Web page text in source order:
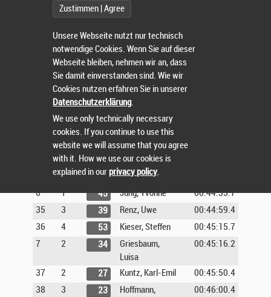
1 41
Eberle, Hans
1 26
Dr. Dambach,
Thomas
1 33
Böttcher,
Andreas
2 50
Morgenstern,
Kai
5 54 Tica, Nemanja
2 47 Borell, Manfred
1 44 Ullrich, Susanne
6
1 45 Jung, Yvonne
00:44:55.7
35
3 39 Renz, Uwe
00:44:59.4
36
4 53 Kieser, Steffen
00:45:15.7
7
2 34
Griesbaum,
Luisa
00:45:16.2
37 2 27 Kuntz, Karl-Emil
00:45:50.4
38
3 23
Hoffmann,
00:46:00.4
Zustimmen | Agree
Unsere Webseite nutzt nur technisch
notwendige Cookies. Wenn Sie auf dieser
Webseite bleiben, nehmen wir an, dass
Sie damit einverstanden sind. Wie wir
Cookies nutzen erfahren Sie in unserer
Datenschutzerklärung.
We use only technically necessary
cookies. If you continue to use this
website we will assume that you agree
with it. How we use our cookies is
explained in ourprivacy policy.